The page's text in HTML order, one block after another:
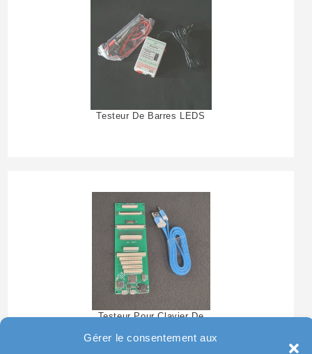
Gérer le consentement aux
Testeur De Barres LEDS
Testeur Pour Clavier De